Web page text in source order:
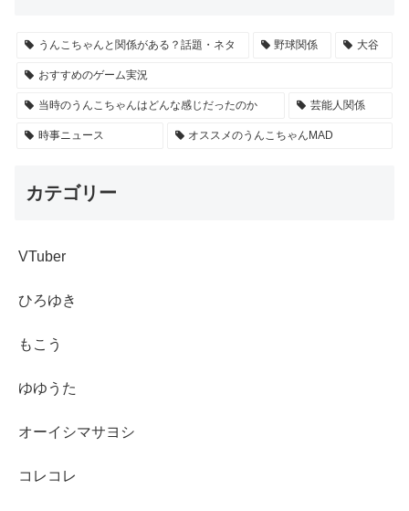
うんこちゃんと関係がある？話題・ネタ 野球関係 大谷
おすすめのゲーム実況
当時のうんこちゃんはどんな感じだったのか 芸能人関係
時事ニュース オススメのうんこちゃんMAD
カテゴリー
VTuber
ひろゆき
もこう
ゆゆうた
オーイシマサヨシ
コレコレ